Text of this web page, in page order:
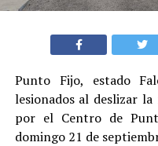
Punto Fijo, estado
lesionados al deslizar
por el Centro de
domingo 21 de